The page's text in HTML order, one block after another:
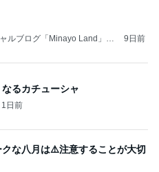
ルブログ「Minayo Land」P
9日前
るカチューシャ
1日前
クな八月は⚠️注意することが大切